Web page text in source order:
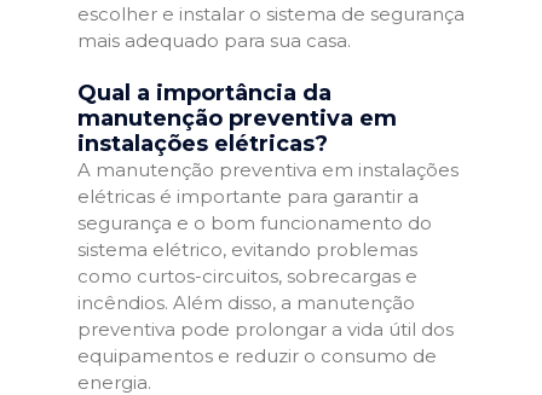
escolher e instalar o sistema de segurança
mais adequado para sua casa.
Qual a importância da
manutenção preventiva em
instalações elétricas?
A manutenção preventiva em instalações
elétricas é importante para garantir a
segurança e o bom funcionamento do
sistema elétrico, evitando problemas
como curtos-circuitos, sobrecargas e
incêndios. Além disso, a manutenção
preventiva pode prolongar a vida útil dos
equipamentos e reduzir o consumo de
energia.